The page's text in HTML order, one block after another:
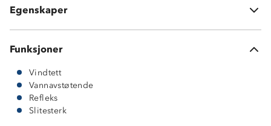
Egenskaper
Refleksstripe på ermet
Funksjoner
Vindtett
Vannavstøtende
Refleks
Slitesterk